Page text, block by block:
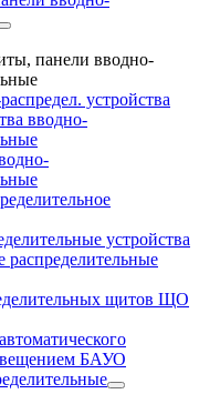
панели вводно-
устройства
вводно-
устройства
щитов ЩО
БАУО